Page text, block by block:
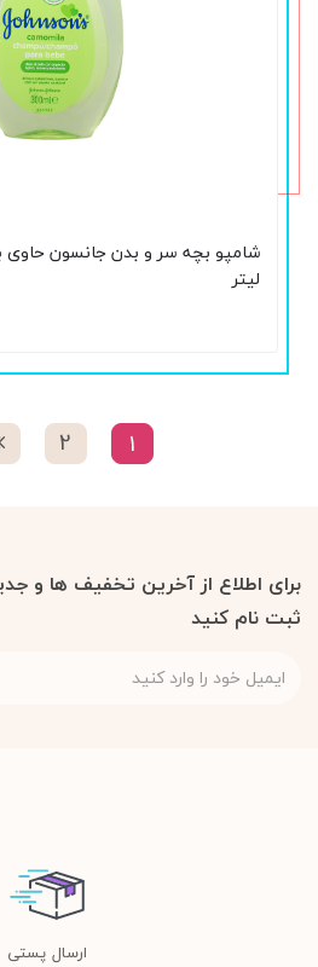
لیتر
1
2
برای اطلاع از آخرین تخفیف ها و
ثبت نام کنید
ارسال پستی